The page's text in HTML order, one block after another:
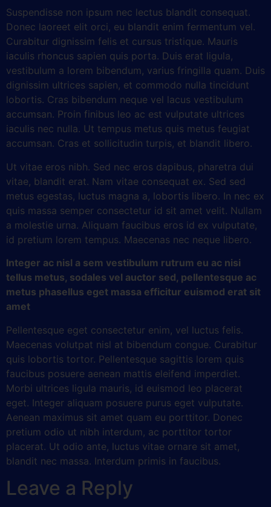
Suspendisse non ipsum nec lectus blandit consequat.
Donec laoreet elit orci, eu blandit enim fermentum vel.
Curabitur dignissim felis et cursus tristique. Mauris
iaculis rhoncus sapien quis porta. Duis erat ligula,
vestibulum a lorem bibendum, varius fringilla quam. Duis
dignissim ultrices sapien, et commodo nulla tincidunt
lobortis. Cras bibendum neque vel lacus vestibulum
accumsan. Proin finibus leo ac est vulputate ultrices
iaculis nec nulla. Ut tempus metus quis metus feugiat
accumsan. Cras et sollicitudin turpis, et blandit libero.
Ut vitae eros nibh. Sed nec eros dapibus, pharetra dui
vitae, blandit erat. Nam vitae consequat ex. Sed sed
metus egestas, luctus magna a, lobortis libero. In nec ex
quis massa semper consectetur id sit amet velit. Nullam
a molestie urna. Aliquam faucibus eros id ex vulputate,
id pretium lorem tempus. Maecenas nec neque libero.
Integer ac nisl a sem vestibulum rutrum eu ac nisi
tellus metus, sodales vel auctor sed, pellentesque ac
metus phasellus eget massa efficitur euismod erat sit
amet
Pellentesque eget consectetur enim, vel luctus felis.
Maecenas volutpat nisl at bibendum congue. Curabitur
quis lobortis tortor. Pellentesque sagittis lorem quis
faucibus posuere aenean mattis eleifend imperdiet.
Morbi ultrices ligula mauris, id euismod leo placerat
eget. Integer aliquam posuere purus eget vulputate.
Aenean maximus sit amet quam eu porttitor. Donec
pretium odio ut nibh interdum, ac porttitor tortor
placerat. Ut odio ante, luctus vitae ornare sit amet,
blandit nec massa. Interdum primis in faucibus.
Leave a Reply